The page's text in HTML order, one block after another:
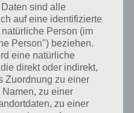
ist eine sehr gelungene
Rollenspiel-Genre ist dabei
abwechslungsreich. Wer
gespielt hat, der wird
Man’s Land mögen. Auch hier
sich mit anderen Spielern
Herausforderungen meistern.
sind alle
auf eine identifizierte
Person (im
Person") beziehen.
eine natürliche
direkt oder indirekt,
Zuordnung zu einer
zu einer
zu einer